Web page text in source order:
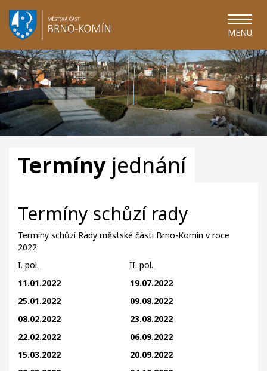
MENU
Termíny jednání
Termíny schůzí rady
Termíny schůzí Rady městské části Brno-Komín v roce
2022:
I. pol.
II. pol.
11.01.2022 19.07.2022
25.01.2022 09.08.2022
08.02.2022 23.08.2022
22.02.2022 06.09.2022
15.03.2022 20.09.2022